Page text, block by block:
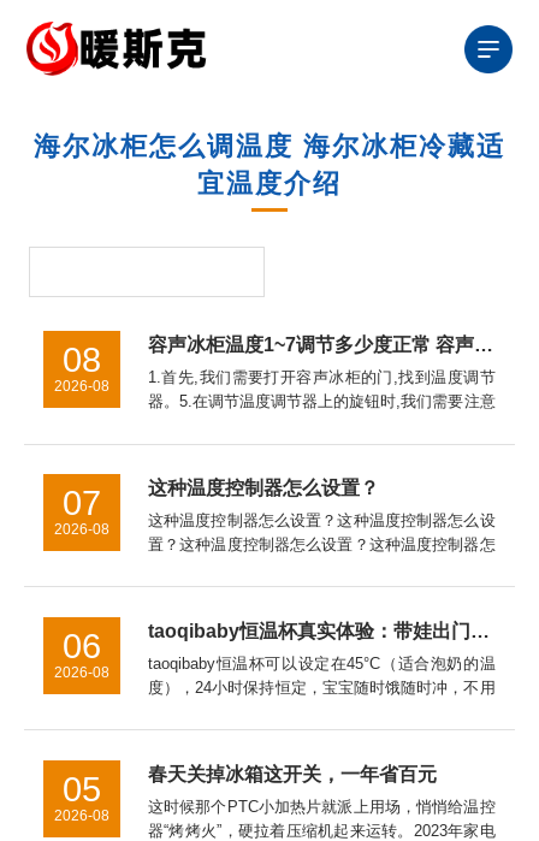
海尔冰柜怎么调温度 海尔冰柜冷藏适
宜温度介绍
容声冰柜温度1~7调节多少度正常 容声冰柜温度调节1~7之间的调节方法【详解】
1.首先,我们需要打开容声冰柜的门,找到温度调节
器。5.在调节温度调节器上的旋钮时,我们需要注意
慢,都会影响容声冰柜的制冷效果。因此,我们应该
缓慢地调节温度...
08
2026-08
这种温度控制器怎么设置？
这种温度控制器怎么设置？这种温度控制器怎么设
置？这种温度控制器怎么设置？这种温度控制器怎
怎么设置Ew一981温度控制器怎么设置泛达p909温
07
2026-08
taoqibaby恒温杯真实体验：带娃出门的“移动温奶站”，对比同类产品优势明显
taoqibaby恒温杯可以设定在45°C（适合泡奶的温
度），24小时保持恒定，宝宝随时饿随时冲，不用
taoqibaby恒温杯已经成为我出门必带的装备。如
06
2026-08
春天关掉冰箱这开关，一年省百元
这时候那个PTC小加热片就派上用场，悄悄给温控
器“烤烤火”，硬拉着压缩机起来运转。2023年家电
05
2026-08